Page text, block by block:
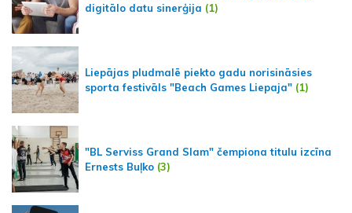
digitālo datu sinerģija (1)
Liepājas pludmalē piekto gadu norisināsies
sporta festivāls "Beach Games Liepaja" (1)
"BL Serviss Grand Slam" čempiona titulu izcīna
Ernests Buļko (3)